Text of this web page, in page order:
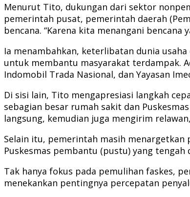
Menurut Tito, dukungan dari sektor
pemerintah pusat, pemerintah daerah
bencana. “Karena kita menangani
Ia menambahkan, keterlibatan dunia
untuk membantu masyarakat terdampak.
Indomobil Trada Nasional, dan Yayasan
Di sisi lain, Tito mengapresiasi langkah
sebagian besar rumah sakit dan
langsung, kemudian juga mengirim
Selain itu, pemerintah masih menargetkan
Puskesmas pembantu (pustu) yang tengah
Tak hanya fokus pada pemulihan faskes,
menekankan pentingnya percepatan